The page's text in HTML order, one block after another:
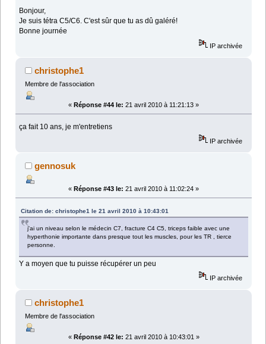
Bonjour,
Je suis tétra C5/C6. C'est sûr que tu as dû galéré!
Bonne journée
IP archivée
christophe1
Membre de l'association
« Réponse #44 le: 21 avril 2010 à 11:21:13 »
ça fait 10 ans, je m'entretiens
IP archivée
gennosuk
« Réponse #43 le: 21 avril 2010 à 11:02:24 »
Citation de: christophe1 le 21 avril 2010 à 10:43:01
j'ai un niveau selon le médecin C7, fracture C4 C5, triceps faible avec une
hyperthonie importante dans presque tout les muscles, pour les TR , tierce
personne.
Y a moyen que tu puisse récupérer un peu
IP archivée
christophe1
Membre de l'association
« Réponse #42 le: 21 avril 2010 à 10:43:01 »